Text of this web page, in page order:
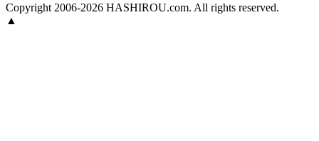
Copyright 2006-2026 HASHIROU.com. All rights reserved.
▲